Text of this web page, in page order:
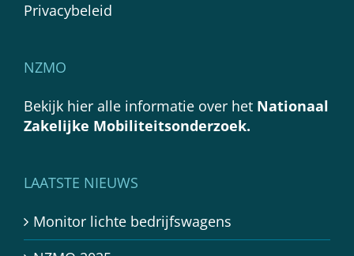
Privacybeleid
NZMO
Bekijk hier alle informatie over het Nationaal
Zakelijke Mobiliteitsonderzoek.
LAATSTE NIEUWS
Monitor lichte bedrijfswagens